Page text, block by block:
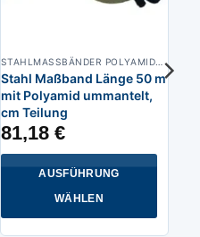
Stahl Maßband Länge 50 m
mit Polyamid ummantelt,
cm Teilung
81,18 €
AUSFÜHRUNG
WÄHLEN